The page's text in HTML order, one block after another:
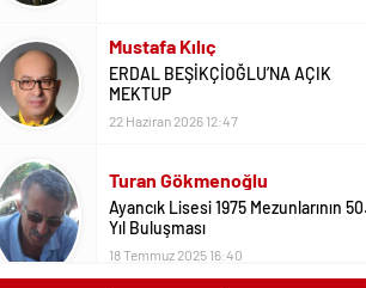
Mustafa Kılıç
MEKTUP
22 Haziran 2026 12:47
Yıl Buluşması
18 Temmuz 2025 16:40
Adil Yıldız